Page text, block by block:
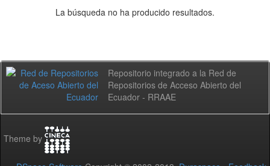
La búsqueda no ha producido resultados.
Repositorio integrado a la Red de
Repositorios de Acceso Abierto del
Ecuador - RRAAE
Theme by